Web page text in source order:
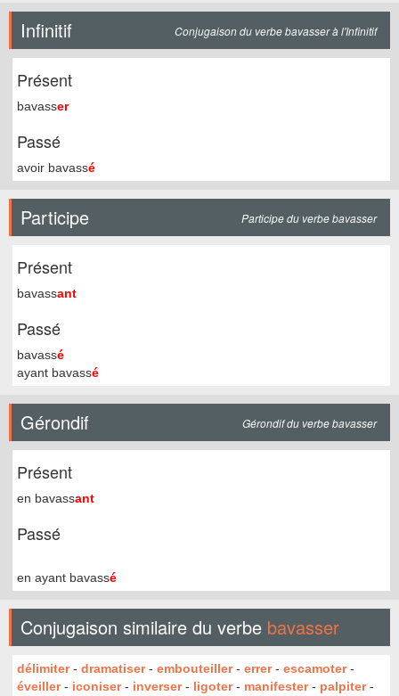
Infinitif Conjugaison du verbe bavasser à l'Infinitif
Présent
bavasser
Passé
avoir bavassé
Participe Participe du verbe bavasser
Présent
bavassant
Passé
bavassé
ayant bavassé
Gérondif Gérondif du verbe bavasser
Présent
en bavassant
Passé
en ayant bavassé
Conjugaison similaire du verbe bavasser
délimiter- dramatiser- embouteiller- errer- escamoter-
éveiller- iconiser- inverser- ligoter- manifester- palpiter-